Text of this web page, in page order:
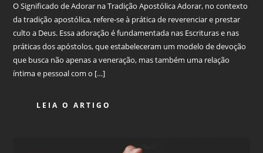
O Significado de Adorar na Tradição Apostólica Adorar, no contexto
da tradição apostólica, refere-se à prática de reverenciar e prestar
culto a Deus. Essa adoração é fundamentada nas Escrituras e nas
práticas dos apóstolos, que estabeleceram um modelo de devoção
que busca não apenas a veneração, mas também uma relação
íntima e pessoal com o […]
LEIA O ARTIGO